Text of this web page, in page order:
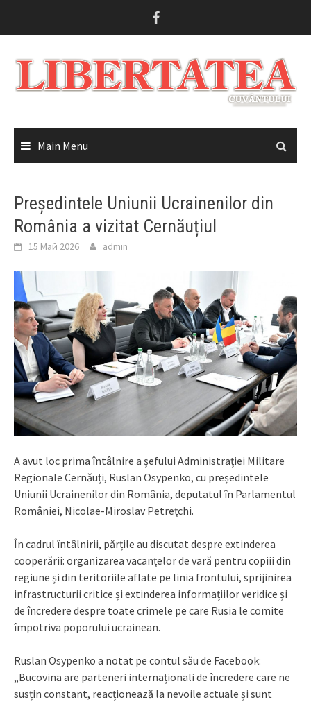
Main Menu
Președintele Uniunii Ucrainenilor din
România a vizitat Cernăuțiul
15 Май 2026 admin
A avut loc prima întâlnire a șefului Administrației Militare
Regionale Cernăuți, Ruslan Osypenko, cu președintele
Uniunii Ucrainenilor din România, deputatul în Parlamentul
României, Nicolae-Miroslav Petrețchi.
În cadrul întâlnirii, părțile au discutat despre extinderea
cooperării: organizarea vacanțelor de vară pentru copiii din
regiune și din teritoriile aflate pe linia frontului, sprijinirea
infrastructurii critice și extinderea informațiilor veridice și
de încredere despre toate crimele pe care Rusia le comite
împotriva poporului ucrainean.
Ruslan Osypenko a notat pe contul său de Facebook:
„Bucovina are parteneri internaționali de încredere care ne
susțin constant, reacționează la nevoile actuale și sunt